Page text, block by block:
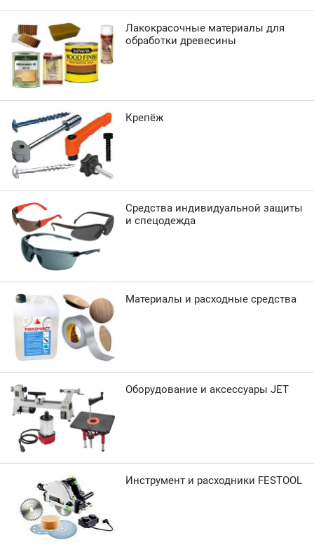
Лакокрасочные материалы для
обработки древесины
Крепёж
Средства индивидуальной защиты
и спецодежда
Материалы и расходные средства
Оборудование и аксессуары JET
Инструмент и расходники FESTOOL